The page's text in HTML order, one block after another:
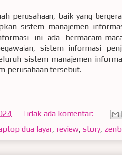
perusahaan, baik yang
sistem manajemen
ini ada bermacam-
sistem informasi
sistem manajemen
perusahaan tersebut.
Tidak ada komentar:
dua layar, review, story,